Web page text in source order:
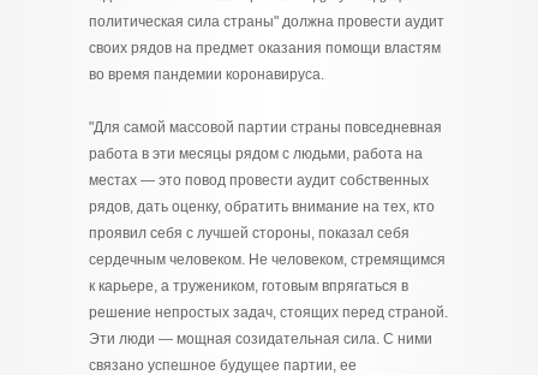
политическая сила страны" должна провести аудит
своих рядов на предмет оказания помощи властям
во время пандемии коронавируса.
"Для самой массовой партии страны повседневная
работа в эти месяцы рядом с людьми, работа на
местах — это повод провести аудит собственных
рядов, дать оценку, обратить внимание на тех, кто
проявил себя с лучшей стороны, показал себя
сердечным человеком. Не человеком, стремящимся
к карьере, а тружеником, готовым впрягаться в
решение непростых задач, стоящих перед страной.
Эти люди — мощная созидательная сила. С ними
связано успешное будущее партии, ее